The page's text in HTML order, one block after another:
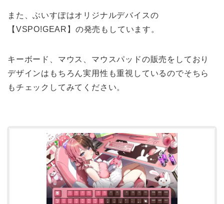
また、ぶいすぽはオリジナルデバイスの
【VSPO!GEAR】の発売もしています。
キーボード、マウス、マウスパッドの販売をしており
デザインはもちろん実用性も重視しているのでそちら
もチェックしてみてください。